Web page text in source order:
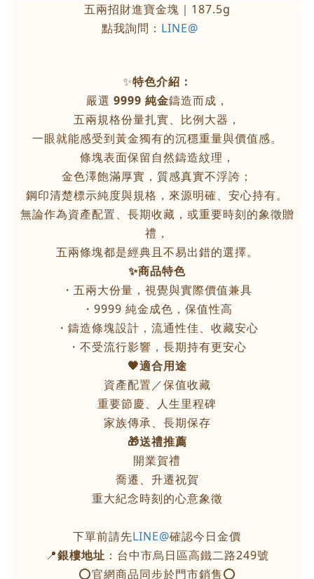
五兩招財進寶金塊｜187.5g
點我詢問： LINE@
✨特色介紹：
嚴選 9999 純金鑄造而成，
五兩規格份量扎實、比例大器，
一眼就能感受到黃金獨有的沉穩重量與價值感。
條塊表面保留自然鑄造紋理，
金色澤飽滿厚實，質感真實不浮誇；
鋼印清楚標示純度與規格，來源明確、安心持有。
無論作為資產配置、長期收藏，或重要時刻的象徵贈
禮，
五兩條塊都是經典且不易出錯的選擇。
✨商品特色
・五兩大份量，視覺與實際價值兼具
・9999 純金成色，保值性高
・鑄造條塊設計，流通性佳、收藏安心
・不受流行影響，長期持有更安心
🖤適合用途
資產配置／保值收藏
重要節慶、人生里程碑
家族傳承、長期保存
🎁送禮推薦
開業賀禮
喬遷、升遷祝賀
重大紀念時刻的心意象徵
下單前請先LINE@確認今日金價
📍銀樓地址 ：台中市烏日區高鐵二路249號
⭕官網商品同步於門市銷售⭕